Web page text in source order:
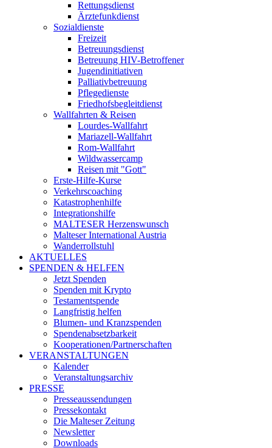
Rettungsdienst
Ärztefunkdienst
Sozialdienste
Freizeit
Betreuungsdienst
Betreuung HIV-Betroffener
Jugendinitiativen
Palliativbetreuung
Pflegedienste
Friedhofsbegleitdienst
Wallfahrten & Reisen
Lourdes-Wallfahrt
Mariazell-Wallfahrt
Rom-Wallfahrt
Wildwassercamp
Reisen mit "Gott"
Erste-Hilfe-Kurse
Verkehrscoaching
Katastrophenhilfe
Integrationshilfe
MALTESER Herzenswunsch
Malteser International Austria
Wanderrollstuhl
AKTUELLES
SPENDEN & HELFEN
Jetzt Spenden
Spenden mit Krypto
Testamentspende
Langfristig helfen
Blumen- und Kranzspenden
Spendenabsetzbarkeit
Kooperationen/Partnerschaften
VERANSTALTUNGEN
Kalender
Veranstaltungsarchiv
PRESSE
Presseaussendungen
Pressekontakt
Die Malteser Zeitung
Newsletter
Downloads